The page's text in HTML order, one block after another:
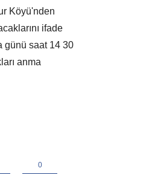
Köyü'nden
ifade
günü saat 14 30
anma